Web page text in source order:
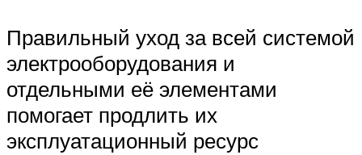
Правильный уход за всей системой
электрооборудования и
отдельными её элементами
помогает продлить их
эксплуатационный ресурс